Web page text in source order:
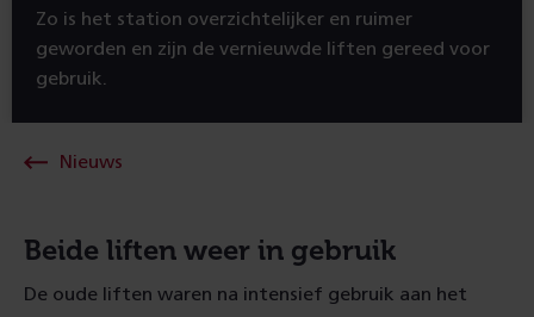
Zo is het station overzichtelijker en ruimer
geworden en zijn de vernieuwde liften gereed voor
gebruik.
Nieuws
Beide liften weer in gebruik
De oude liften waren na intensief gebruik aan het